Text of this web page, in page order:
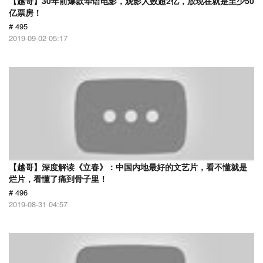
亿票房！
# 495
2019-09-02 05:17
【越哥】深度解读《立春》：中国内地最好的文艺片，看不懂就是
烂片，看懂了痛到骨子里！
# 496
2019-08-31 04:57